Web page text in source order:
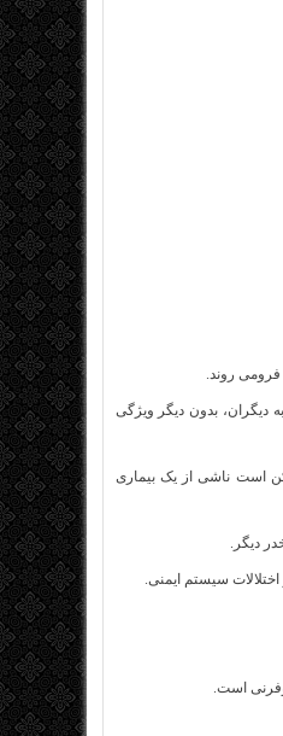
فرومی روند.
دیگران، بدون دیگر ویژگی
است ناشی از یک بیماری
سیستم ایمنی.
است.